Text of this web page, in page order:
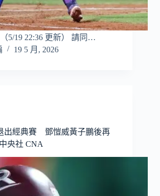
（5/19 22:36 更新） 請同…
19 5 月, 2026
出經典賽 鄧愷威黃子鵬後再
央社 CNA